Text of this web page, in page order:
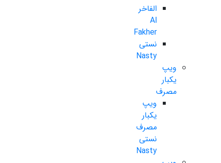
الفاخر
Al
Fakher
نستی
Nasty
ویپ
یکبار
مصرف
ویپ
یکبار
مصرف
نستی
Nasty